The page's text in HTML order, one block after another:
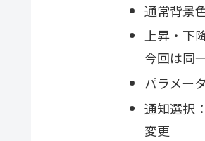
通常背景
上昇・下
今回は同
パラメー
通知選択
変更